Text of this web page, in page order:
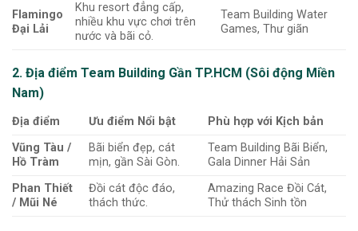
Flamingo
Đại Lải
Khu resort đẳng cấp,
nhiều khu vực chơi trên
nước và bãi cỏ.
Team Building Water
Games, Thư giãn
2. Địa điểm Team Building Gần TP.HCM (Sôi động Miền
Nam)
Địa điểm Ưu điểm Nổi bật
Phù hợp với Kịch bản
Vũng Tàu /
Hồ Tràm
Bãi biển đẹp, cát
mịn, gần Sài Gòn.
Team Building Bãi Biển,
Gala Dinner Hải Sản
Phan Thiết
/ Mũi Né
Đồi cát độc đáo,
thách thức.
Amazing Race Đồi Cát,
Thử thách Sinh tồn